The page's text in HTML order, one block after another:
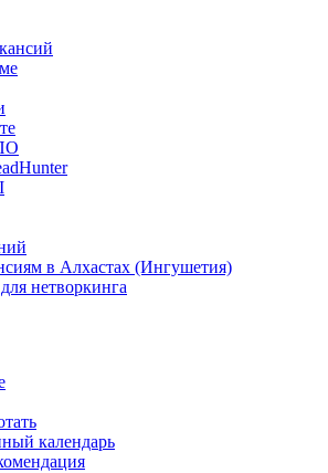
в Алхастах (Ингушетия)
нетворкинга
календарь